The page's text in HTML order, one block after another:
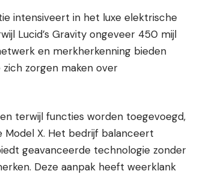
intensiveert in het luxe elektrische
Lucid’s Gravity ongeveer 450 mijl
en merkherkenning bieden
zorgen maken over
terwijl functies worden toegevoegd,
X. Het bedrijf balanceert
geavanceerde technologie zonder
Deze aanpak heeft weerklank